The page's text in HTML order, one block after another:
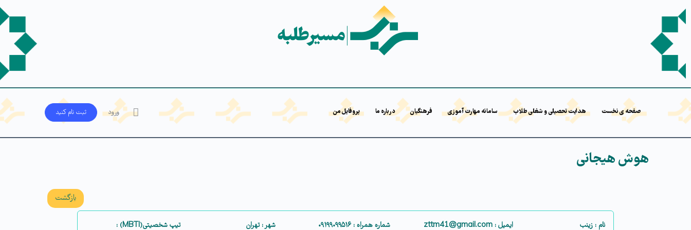
صفحه ی نخست هدایت تحصیلی و شغلی طلاب سامانه مهارت آموزی فرهنگیان درباره ما پروفایل من ورود ثبت‌ نام کنید
هوش هیجانی
بازگشت
نام : زینب ایمیل : zttm41@gmail.com شماره همراه : ۰۹۱۹۹۰۹۹۵۱۶ شهر : تهران تیپ شخصیتی(MBTI) :